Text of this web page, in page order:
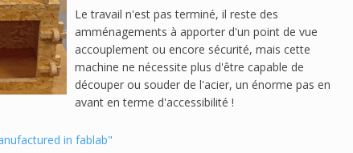
Le travail n'est pas terminé, il reste des
amménagements à apporter d'un point de vue
accouplement ou encore sécurité, mais cette
machine ne nécessite plus d'être capable de
découper ou souder de l'acier, un énorme pas en
avant en terme d'accessibilité !
in fablab"